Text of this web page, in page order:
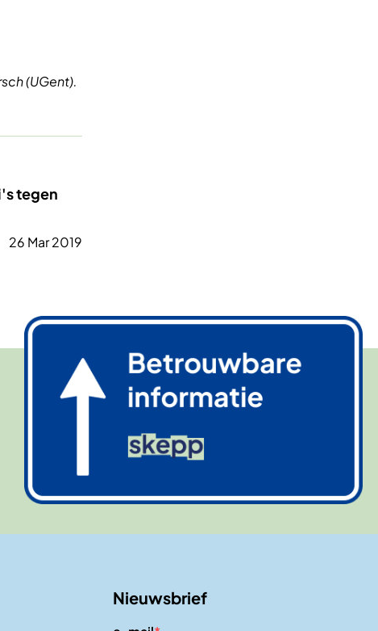
(UGent).
tegen
26 Mar 2019
Afbeelding
Nieuwsbrief